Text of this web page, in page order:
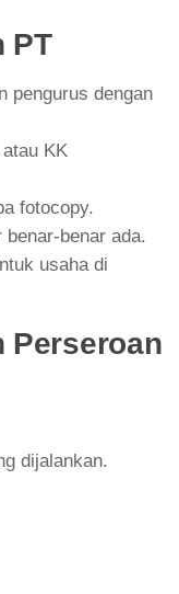
PT
pengurus dengan
KK
fotocopy.
benar ada.
usaha di
Perseroan
dijalankan.